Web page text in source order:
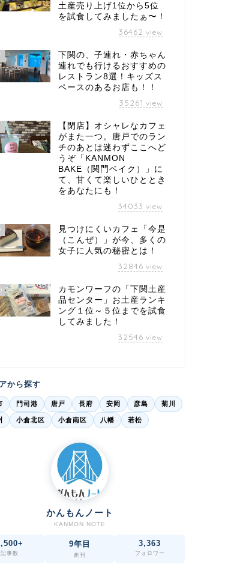
土産売り上げ1位から5位
を試食してみましたぁ〜！
36462 view
下関の、子連れ・赤ちゃん
連れでも行けるおすすめの
レストラン8選！キッズス
ペースのあるお店も！！
35261 view
【閉店】オシャレなカフェ
がまた一つ。唐戸でのラン
チのあとは迷わずここへど
うぞ「KANMON
BAKE（関門ベイク）」に
て、甘くて楽しいひととき
をあなたにも！
34033 view
見つけにくいカフェ「今是
（こんぜ）」が今、多くの
女子に人気の秘密とは！
32846 view
カモンワーフの「下関土産
品センター」お土産ランキ
ング１位～５位までを試食
してみました！
32546 view
から探す
門司港 唐戸 長府 安岡 彦島 菊川
小倉北区 小倉南区 八幡 若松
かんもんノート
KANMON NOTE
記事数
9年目
創刊
3,363
フォロワー